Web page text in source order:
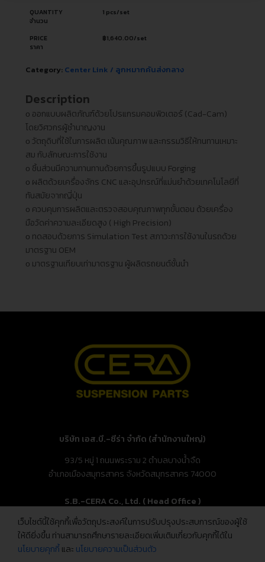
QUANTITY
จำนวน
1 pcs/set
PRICE
ราคา
฿1,640.00/set
Category: Center Link / ลูกหมากคันส่งกลาง
Description
ᴏ ออกแบบผลิตภัณฑ์ด้วยโปรแกรมคอมพิวเตอร์ (Cad-Cam)
โดยวิศวกรผู้ชำนาญงาน
ᴏ วัตถุดิบที่ใช้ในการผลิต เน้นคุณภาพ และกรรมวิธีให้ทนทานเหมาะ
สม กับลักษณะการใช้งาน
ᴏ ชิ้นส่วนมีความทานทานด้วยการขึ้นรูปแบบ Forging
ᴏ ผลิตด้วยเครื่องจักร CNC และอุปกรณ์ที่แม่นยำด้วยเทคโนโลยีที่
ทันสมัยจากญี่ปุ่น
ᴏ ควบคุมการผลิตและตรวจสอบคุณภาพทุกขั้นตอน ด้วยเครื่อง
มือวัดค่าความละเอียดสูง ( High Precision)
ᴏ ทดสอบด้วยการ Simulation Test สภาวะการใช้งานในรถด้วย
มาตรฐาน OEM
ᴏ มาตรฐานเทียบเท่ามาตรฐาน ผู้ผลิตรถยนต์ชั้นนำ
บริษัท เอส.บี.-ซีร่า จำกัด (สำนักงานใหญ่)
93/5 หมู่ 1 ถนนพระราม 2 ตำบลบางน้ำจืด
อำเภอเมืองสมุทรสาคร จังหวัดสมุทรสาคร 74000
S.B.-CERA Co., Ltd. ( Head Office )
93/5 Moo.1, Rama 2 Rd., Bang Nam Chuet,
Mueang Samut Sakhon, Samut Sakhon 74000, Thailand
เว็บไซต์นี้ใช้คุกกี้เพื่อวัตถุประสงค์ในการปรับปรุงประสบการณ์ของผู้ใช้
ให้ดียิ่งขึ้น ท่านสามารถศึกษารายละเอียดเพิ่มเติมเกี่ยวกับคุกกี้ได้ใน
นโยบายคุกกี้และ นโยบายความเป็นส่วนตัว